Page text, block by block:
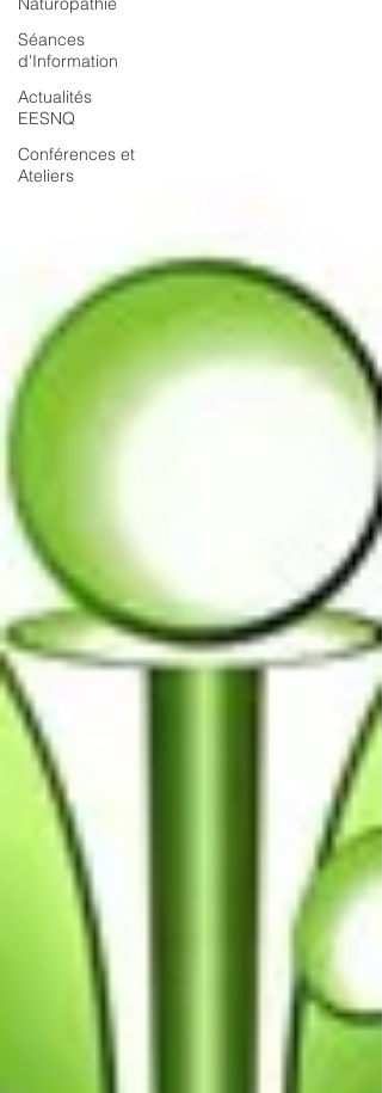
Séances
d'Information
Actualités
EESNQ
Conférences et
Ateliers